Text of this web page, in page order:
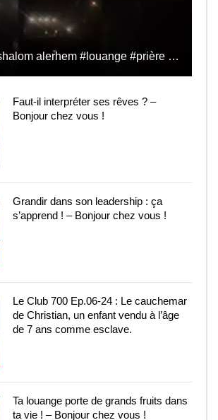
evenou shalom alerhem #louange #prière #shalom
Faut-il interpréter ses rêves ? –
Bonjour chez vous !
Grandir dans son leadership : ça
s’apprend ! – Bonjour chez vous !
Le Club 700 Ep.06-24 : Le cauchemar
de Christian, un enfant vendu à l’âge
de 7 ans comme esclave.
Ta louange porte de grands fruits dans
ta vie ! – Bonjour chez vous !